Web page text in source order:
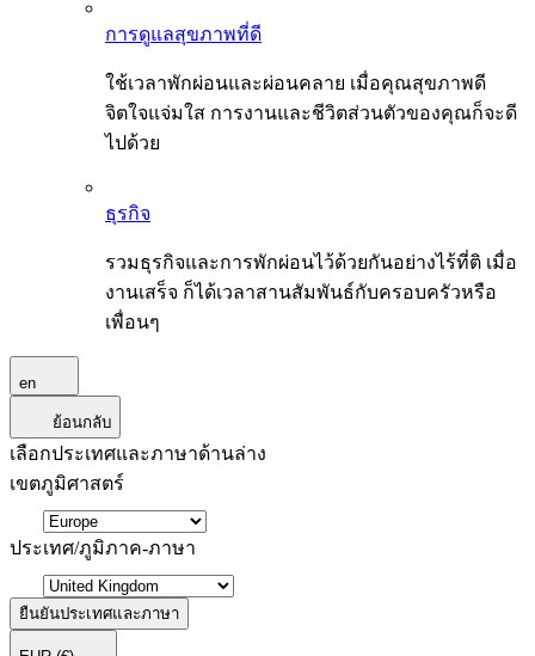
การดูแลสุขภาพที่ดี
ใช้เวลาพักผ่อนและผ่อนคลาย เมื่อคุณสุขภาพดี
จิตใจแจ่มใส การงานและชีวิตส่วนตัวของคุณก็จะดี
ไปด้วย
ธุรกิจ
รวมธุรกิจและการพักผ่อนไว้ด้วยกันอย่างไร้ที่ติ เมื่อ
งานเสร็จ ก็ได้เวลาสานสัมพันธ์กับครอบครัวหรือ
เพื่อนๆ
en
ย้อนกลับ
เลือกประเทศและภาษาด้านล่าง
เขตภูมิศาสตร์
ประเทศ/ภูมิภาค-ภาษา
ยืนยันประเทศและภาษา